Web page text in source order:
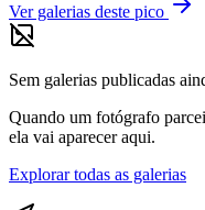
Ver galerias deste pico
Sem galerias publicadas
Quando um fotógrafo
ela vai aparecer aqui.
Explorar todas as galerias